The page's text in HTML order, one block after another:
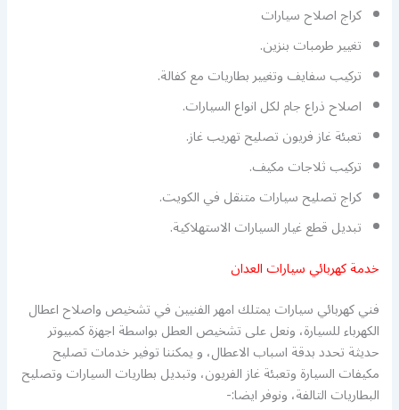
كراج اصلاح سيارات
تغيير طرمبات بنزين.
تركيب سفايف وتغيير بطاريات مع كفالة.
اصلاح ذراع جام لكل انواع السيارات.
تعبئة غاز فريون تصليح تهريب غاز.
تركيب ثلاجات مكيف.
كراج تصليح سيارات متنقل في الكويت.
تبديل قطع غيار السيارات الاستهلاكية.
خدمة كهربائي سيارات العدان
فني كهربائي سيارات يمتلك امهر الفنيين في تشخيص واصلاح اعطال
الكهرباء للسيارة، ونعل على تشخيص العطل بواسطة اجهزة كمبيوتر
حديثة تحدد بدقة اسباب الاعطال، و يمكننا توفير خدمات تصليح
مكيفات السيارة وتعبئة غاز الفريون، وتبديل بطاريات السيارات وتصليح
البطاريات التالفة، ونوفر ايضا:-